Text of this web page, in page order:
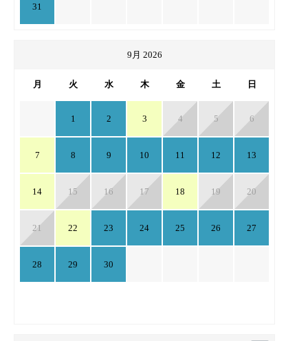
31
9月 2026
月 火 水 木 金 土 日
1 2 3 4 5 6
7 8 9 10 11 12 13
14 15 16 17 18 19 20
21 22 23 24 25 26 27
28 29 30